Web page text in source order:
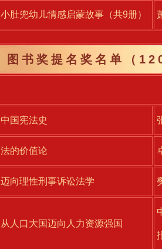
小肚兜幼儿情感启蒙故事（共9册）
图书奖提名奖名单（
中国宪法史
法的价值论
迈向理性刑事诉讼法学
从人口大国迈向人力资源强国